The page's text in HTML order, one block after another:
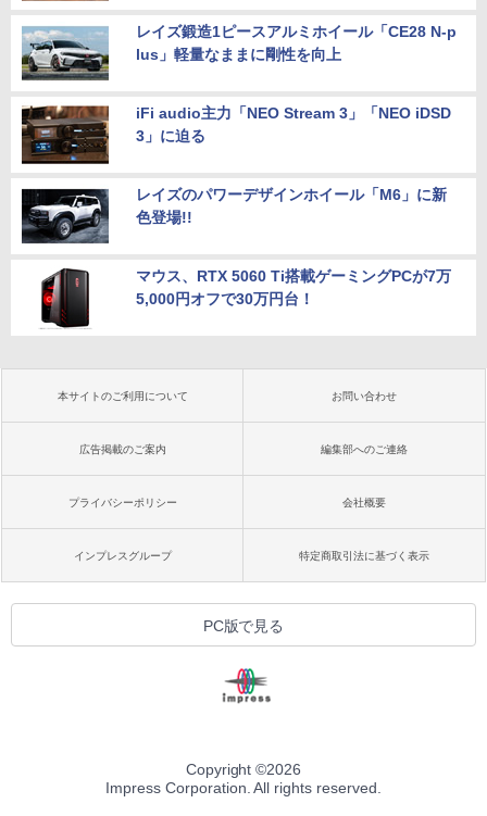
レイズ鍛造1ピースアルミホイール「CE28 N-p
lus」軽量なままに剛性を向上
iFi audio主力「NEO Stream 3」「NEO iDSD
3」に迫る
レイズのパワーデザインホイール「M6」に新
色登場!!
マウス、RTX 5060 Ti搭載ゲーミングPCが7万
5,000円オフで30万円台！
本サイトのご利用について お問い合わせ
広告掲載のご案内 編集部へのご連絡
プライバシーポリシー 会社概要
インプレスグループ 特定商取引法に基づく表示
PC版で見る
Copyright ©2026
Impress Corporation. All rights reserved.